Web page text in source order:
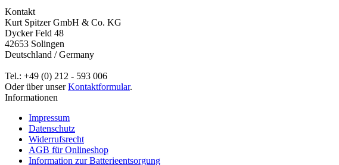
Kontakt
Kurt Spitzer GmbH & Co. KG
Dycker Feld 48
42653 Solingen
Deutschland / Germany
Tel.: +49 (0) 212 - 593 006
Oder über unserKontaktformular.
Informationen
Impressum
Datenschutz
Widerrufsrecht
AGB für Onlineshop
Information zur Batterieentsorgung